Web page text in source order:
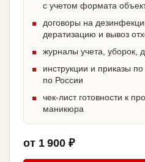
с учетом формата
договоры на
дератизацию и вывоз
журналы учета, уборок,
инструкции и приказы
по России
чек-лист готовности к
маникюра
от 1 900 ₽